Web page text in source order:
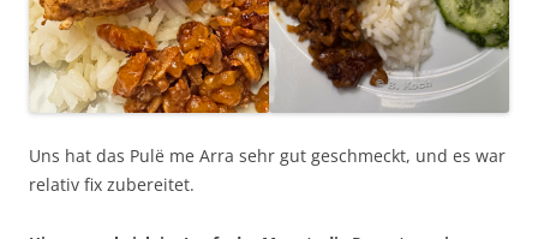
Uns hat das Pulë me Arra sehr gut geschmeckt, und es war
relativ fix zubereitet.